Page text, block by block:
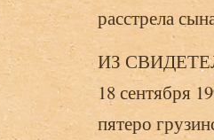
расстрела
ИЗ
18 сентября
пятеро